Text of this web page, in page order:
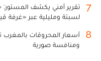
7
تقرير أمني يكشف المستور:
لسبتة ومليلية عبر «غرفة
8
أسعار المحروقات
ومنافسة صورية